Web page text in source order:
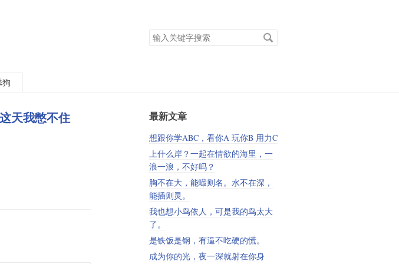
搜
索
狗
天我憋不住 最新文章
想跟你学ABC，看你A 玩你B 用力C
上什么岸？一起在情欲的海里，一
浪一浪，不好吗？
胸不在大，能嘬则名。水不在深，
能插则灵。
我也想小鸟依人，可是我的鸟太大
了。
是铁饭是钢，有逼不吃硬的慌。
成为你的光，夜一深就射在你身